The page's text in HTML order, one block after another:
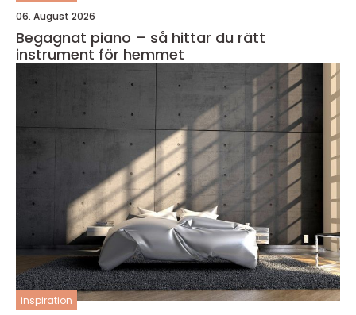
06. August 2026
Begagnat piano – så hittar du rätt
instrument för hemmet
inspiration